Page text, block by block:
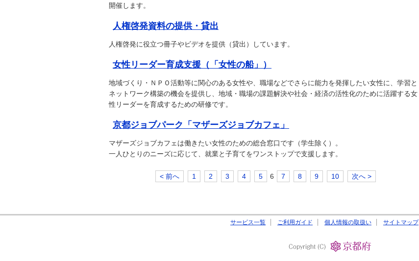
開催します。
人権啓発資料の提供・貸出
人権啓発に役立つ冊子やビデオを提供（貸出）しています。
女性リーダー育成支援（「女性の船」）
地域づくり・ＮＰＯ活動等に関心のある女性や、職場などでさらに能力を発揮したい女性に、学習と
ネットワーク構築の機会を提供し、地域・職場の課題解決や社会・経済の活性化のために活躍する女
性リーダーを育成するための研修です。
京都ジョブパーク「マザーズジョブカフェ」
マザーズジョブカフェは働きたい女性のための総合窓口です（学生除く）。
一人ひとりのニーズに応じて、就業と子育てをワンストップで支援します。
< 前へ 1 2 3 4 5 6 7 8 9 10 次へ >
サービス一覧 ご利用ガイド 個人情報の取扱い サイトマップ